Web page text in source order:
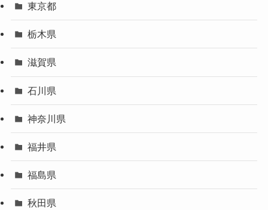
東京都
栃木県
滋賀県
石川県
神奈川県
福井県
福島県
秋田県